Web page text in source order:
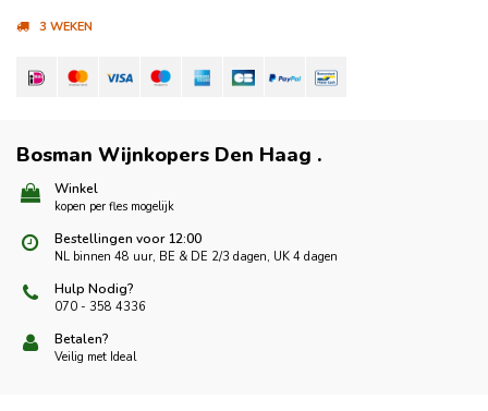
3 WEKEN
Bosman Wijnkopers Den Haag .
Winkel
kopen per fles mogelijk
Bestellingen voor 12:00
NL binnen 48 uur, BE & DE 2/3 dagen, UK 4 dagen
Hulp Nodig?
070 - 358 4336
Betalen?
Veilig met Ideal